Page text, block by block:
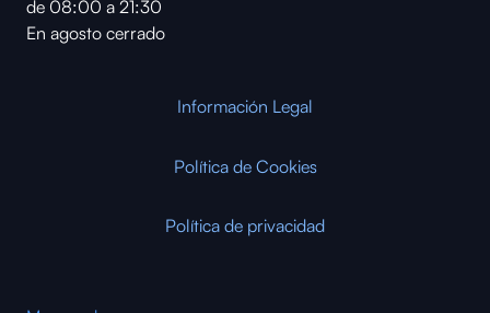
de 08:00 a 21:30
En agosto cerrado
Información Legal
Política de Cookies
Política de privacidad